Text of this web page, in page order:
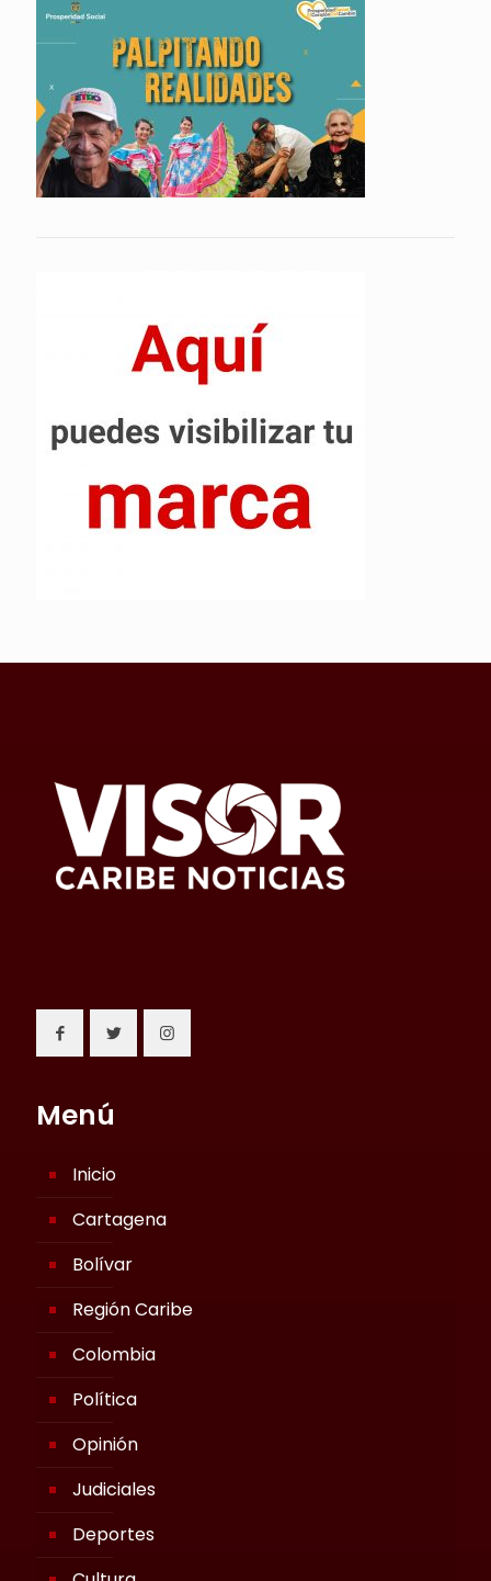
Menú
Inicio
Cartagena
Bolívar
Región Caribe
Colombia
Política
Opinión
Judiciales
Deportes